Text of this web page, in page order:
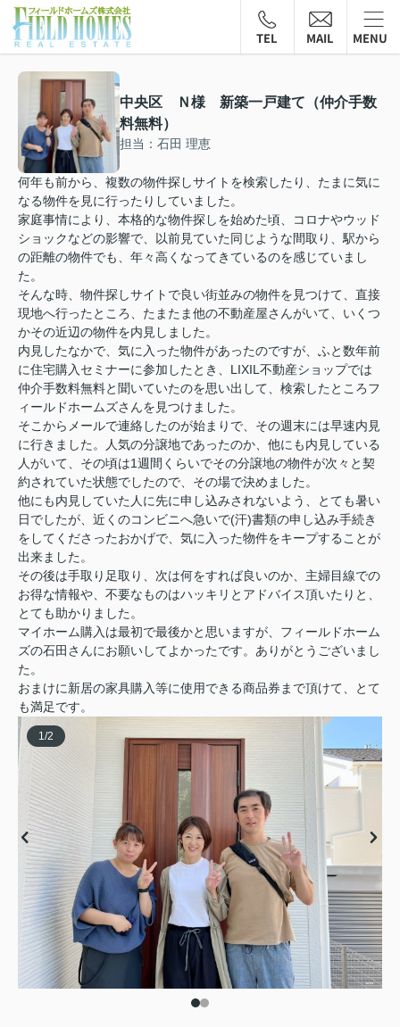
TEL MAIL MENU
中央区 Ｎ様 新築一戸建て（仲介手数
料無料）
担当：石田 理恵
何年も前から、複数の物件探しサイトを検索したり、たまに気に
なる物件を見に行ったりしていました。
家庭事情により、本格的な物件探しを始めた頃、コロナやウッド
ショックなどの影響で、以前見ていた同じような間取り、駅から
の距離の物件でも、年々高くなってきているのを感じていまし
た。
そんな時、物件探しサイトで良い街並みの物件を見つけて、直接
現地へ行ったところ、たまたま他の不動産屋さんがいて、いくつ
かその近辺の物件を内見しました。
内見したなかで、気に入った物件があったのですが、ふと数年前
に住宅購入セミナーに参加したとき、LIXIL不動産ショップでは
仲介手数料無料と聞いていたのを思い出して、検索したところフ
ィールドホームズさんを見つけました。
そこからメールで連絡したのが始まりで、その週末には早速内見
に行きました。人気の分譲地であったのか、他にも内見している
人がいて、その頃は1週間くらいでその分譲地の物件が次々と契
約されていた状態でしたので、その場で決めました。
他にも内見していた人に先に申し込みされないよう、とても暑い
日でしたが、近くのコンビニへ急いで(汗)書類の申し込み手続き
をしてくださったおかげで、気に入った物件をキープすることが
出来ました。
その後は手取り足取り、次は何をすれば良いのか、主婦目線での
お得な情報や、不要なものはハッキリとアドバイス頂いたりと、
とても助かりました。
マイホーム購入は最初で最後かと思いますが、フィールドホーム
ズの石田さんにお願いしてよかったです。ありがとうございまし
た。
おまけに新居の家具購入等に使用できる商品券まで頂けて、とて
も満足です。
1 /2